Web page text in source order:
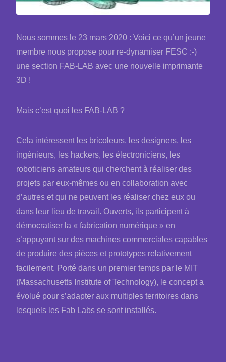
Nous sommes le 23 mars 2020 : Voici ce qu’un jeune
membre nous propose pour re-dynamiser FESC :-)
une section FAB-LAB avec une nouvelle imprimante
3D !
Mais c’est quoi les FAB-LAB ?
Cela intéressent les bricoleurs, les designers, les
ingénieurs, les hackers, les électroniciens, les
roboticiens amateurs qui cherchent à réaliser des
projets par eux-mêmes ou en collaboration avec
d’autres et qui ne peuvent les réaliser chez eux ou
dans leur lieu de travail. Ouverts, ils participent à
démocratiser la « fabrication numérique » en
s’appuyant sur des machines commerciales capables
de produire des pièces et prototypes relativement
facilement. Porté dans un premier temps par le MIT
(Massachusetts Institute of Technology), le concept a
évolué pour s’adapter aux multiples territoires dans
lesquels les Fab Labs se sont installés.